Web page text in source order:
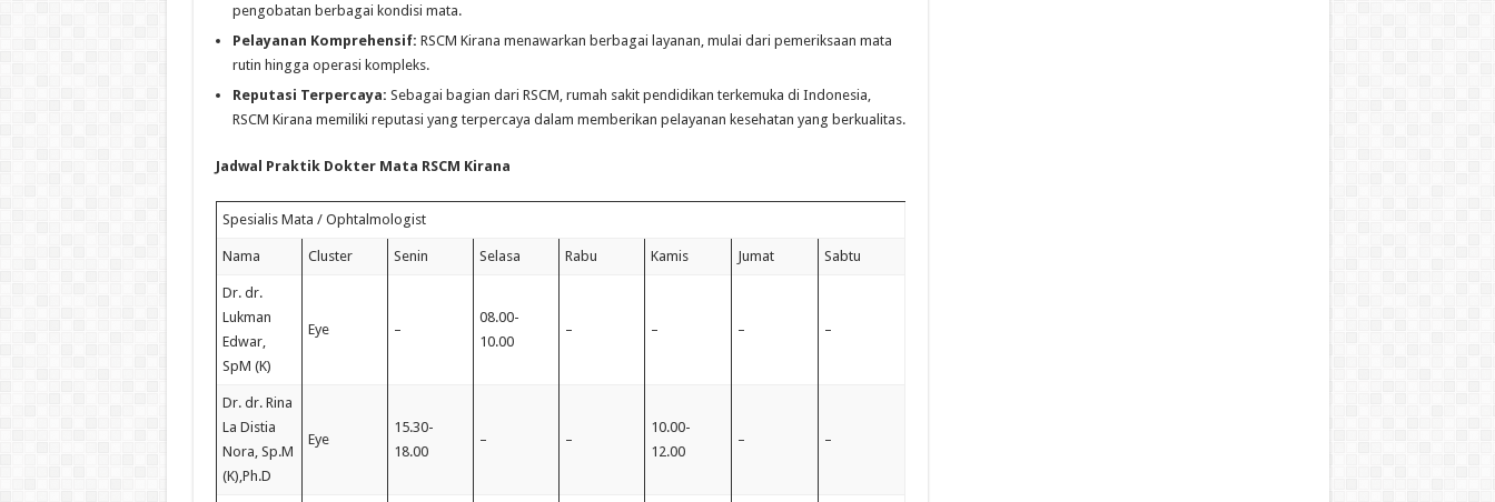
pengobatan berbagai kondisi mata.
Pelayanan Komprehensif: RSCM Kirana menawarkan berbagai layanan, mulai dari pemeriksaan mata
rutin hingga operasi kompleks.
Reputasi Terpercaya: Sebagai bagian dari RSCM, rumah sakit pendidikan terkemuka di Indonesia,
RSCM Kirana memiliki reputasi yang terpercaya dalam memberikan pelayanan kesehatan yang berkualitas.
Jadwal Praktik Dokter Mata RSCM Kirana
Spesialis Mata / Ophtalmologist
Nama Cluster Senin Selasa Rabu Kamis Jumat Sabtu
Dr. dr.
Lukman
Edwar,
SpM (K)
Eye –
08.00-
10.00
– – – –
Dr. dr. Rina
La Distia
Nora, Sp.M
(K),Ph.D
Eye
15.30-
18.00
– –
10.00-
12.00
– –